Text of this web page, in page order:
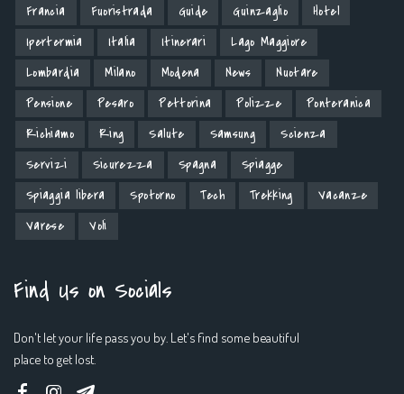
Francia
Fuoristrada Guide Guinzaglio
Hotel
Ipertermia
Italia Itinerari
Lago Maggiore
Lombardia
Milano Modena News
Nuotare
Pensione
Pesaro Pettorina Polizze
Ponteranica
Richiamo
Ring Salute Samsung
Scienza
Servizi
Sicurezza Spagna
Spiagge
Spiaggia libera
Spotorno Tech Trekking
Vacanze
Varese
Voli
Find Us on Socials
Don't let your life pass you by. Let's find some beautiful
place to get lost.